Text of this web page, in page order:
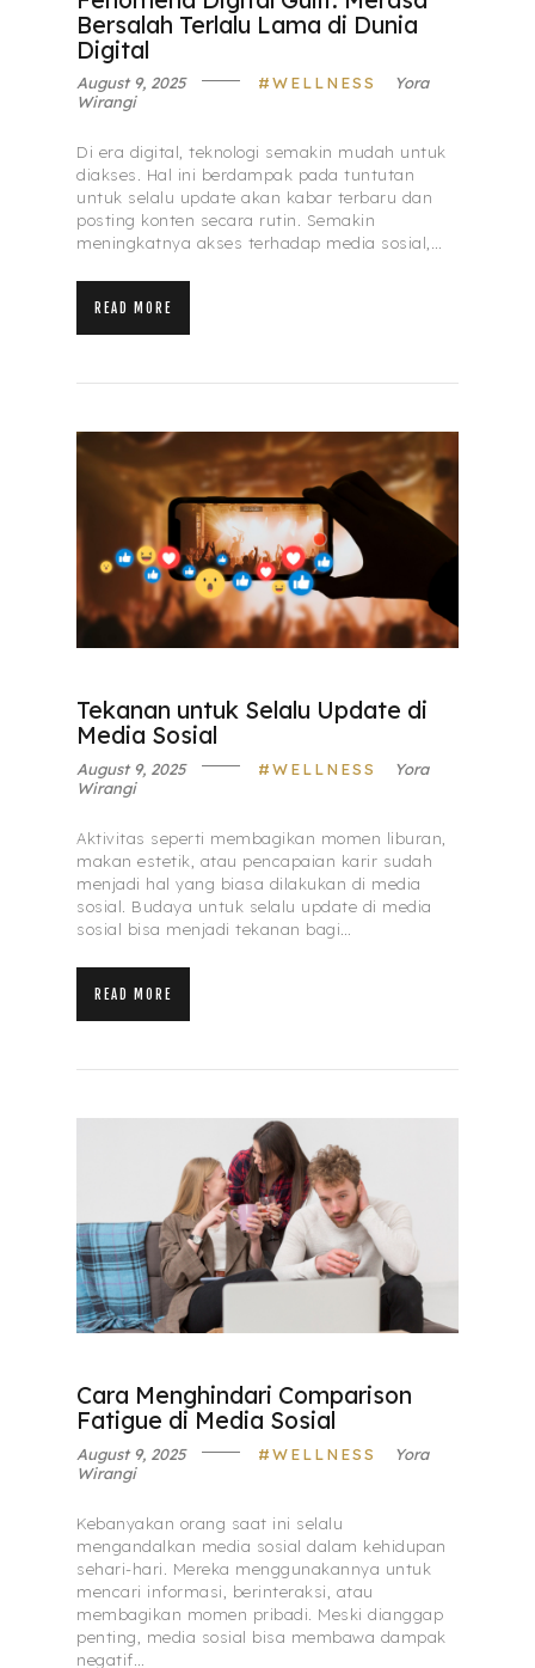
Bersalah Terlalu Lama di Dunia
Digital
August 9, 2025 WELLNESS
Yora
Wirangi
Di era digital, teknologi semakin mudah untuk
diakses. Hal ini berdampak pada tuntutan
untuk selalu update akan kabar terbaru dan
posting konten secara rutin. Semakin
meningkatnya akses terhadap media sosial,…
READ MORE
Tekanan untuk Selalu Update di
Media Sosial
August 9, 2025 WELLNESS
Yora
Wirangi
Aktivitas seperti membagikan momen liburan,
makan estetik, atau pencapaian karir sudah
menjadi hal yang biasa dilakukan di media
sosial. Budaya untuk selalu update di media
sosial bisa menjadi tekanan bagi…
READ MORE
Cara Menghindari Comparison
Fatigue di Media Sosial
August 9, 2025 WELLNESS
Yora
Wirangi
Kebanyakan orang saat ini selalu
mengandalkan media sosial dalam kehidupan
sehari-hari. Mereka menggunakannya untuk
mencari informasi, berinteraksi, atau
membagikan momen pribadi. Meski dianggap
penting, media sosial bisa membawa dampak
negatif…